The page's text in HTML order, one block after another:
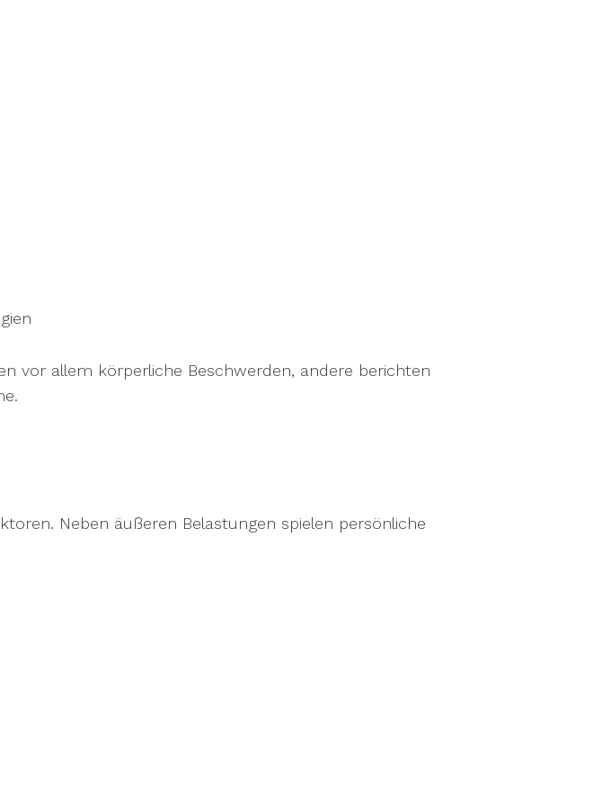
vor allem körperliche Beschwerden, andere berichten
Neben äußeren Belastungen spielen persönliche